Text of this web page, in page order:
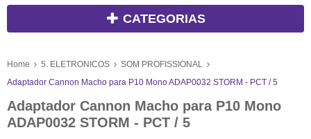
CATEGORIAS
Home 5. ELETRONICOS
SOM PROFISSIONAL
Adaptador Cannon Macho para P10 Mono ADAP0032 STORM - PCT / 5
Adaptador Cannon Macho para P10 Mono
ADAP0032 STORM - PCT / 5